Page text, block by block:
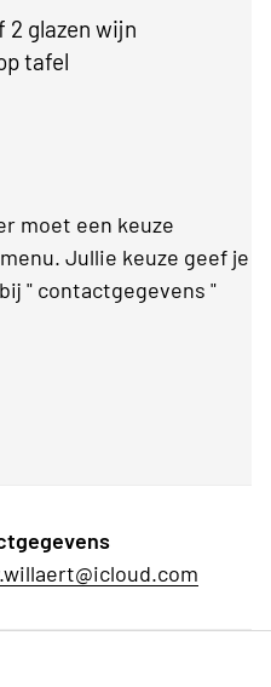
2 glazen wijn
tafel
moet een keuze
Jullie keuze geef je
" contactgegevens "